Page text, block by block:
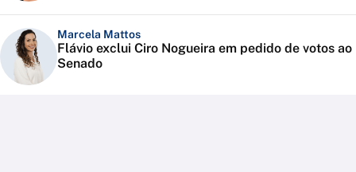
Marcela Mattos
Flávio exclui Ciro Nogueira em pedido de votos ao
Senado